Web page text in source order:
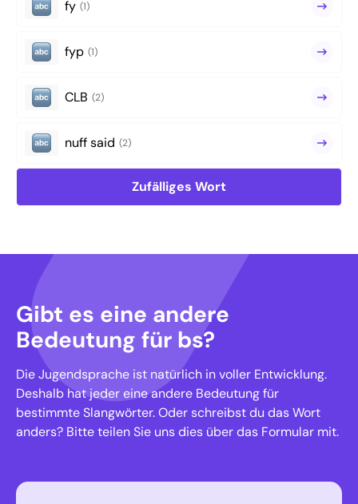
fy (1)
fyp (1)
CLB (2)
nuff said (2)
Zufälliges Wort
Gibt es eine andere
Bedeutung für bs?
Die Jugendsprache ist natürlich in voller Entwicklung.
Deshalb hat jeder eine andere Bedeutung für
bestimmte Slangwörter. Oder schreibst du das Wort
anders? Bitte teilen Sie uns dies über das Formular mit.